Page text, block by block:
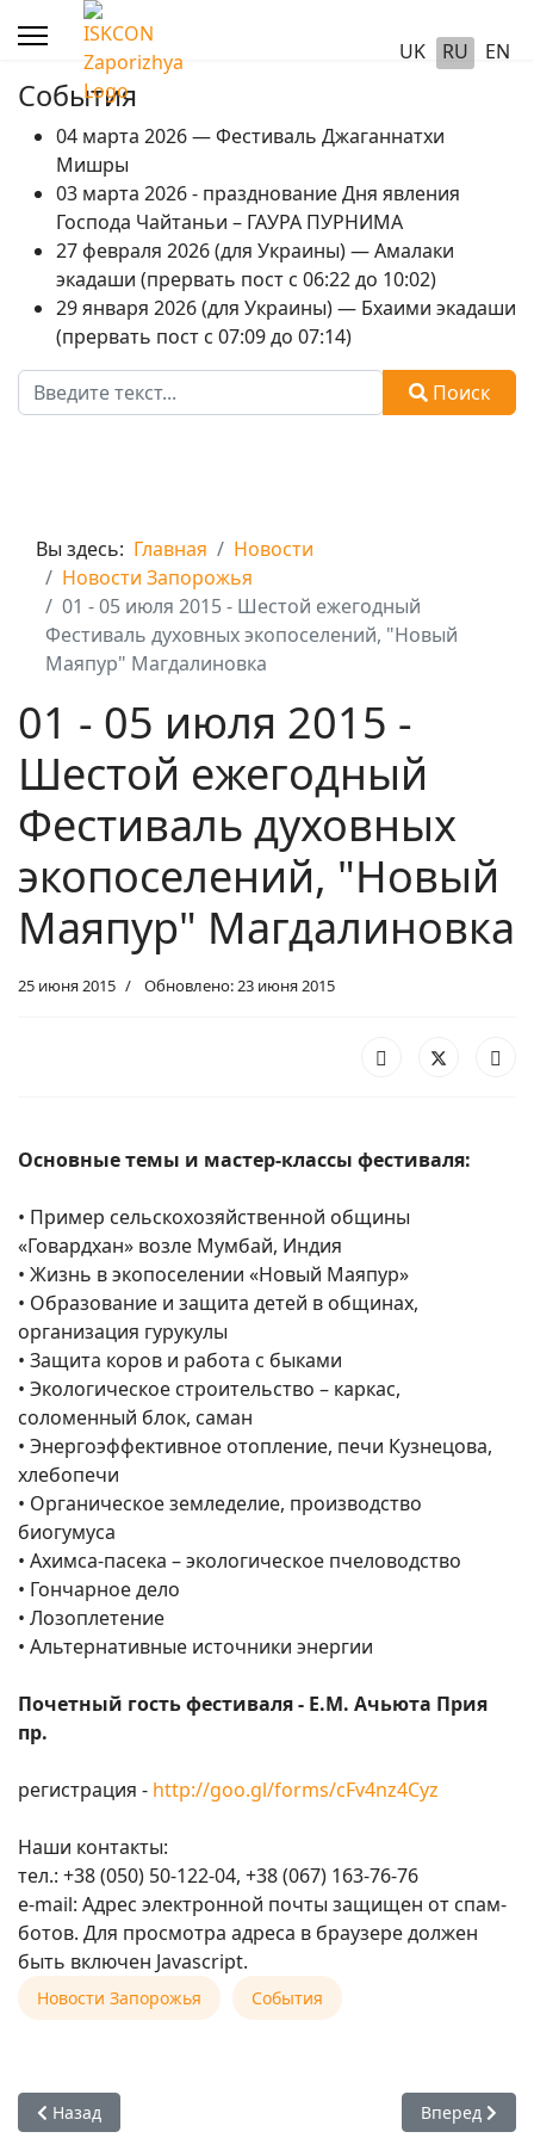
UK RU EN
События
04 марта 2026 — Фестиваль Джаганнатхи
Мишры
03 марта 2026 - празднование Дня явления
Господа Чайтаньи – ГАУРА ПУРНИМА
27 февраля 2026 (для Украины) — Амалаки
экадаши (прервать пост с 06:22 до 10:02)
29 января 2026 (для Украины) — Бхаими экадаши
(прервать пост с 07:09 до 07:14)
Поиск
Поиск
Вы здесь: Главная
Новости
Новости Запорожья
01 - 05 июля 2015 - Шестой ежегодный
Фестиваль духовных экопоселений, "Новый
Маяпур" Магдалиновка
01 - 05 июля 2015 -
Шестой ежегодный
Фестиваль духовных
экопоселений, "Новый
Маяпур" Магдалиновка
25 июня 2015 Обновлено: 23 июня 2015
Основные темы и мастер-классы фестиваля:
• Пример сельскохозяйственной общины
«Говардхан» возле Мумбай, Индия
• Жизнь в экопоселении «Новый Маяпур»
• Образование и защита детей в общинах,
организация гурукулы
• Защита коров и работа с быками
• Экологическое строительство – каркас,
соломенный блок, саман
• Энергоэффективное отопление, печи Кузнецова,
хлебопечи
• Органическое земледелие, производство
биогумуса
• Ахимса-пасека – экологическое пчеловодство
• Гончарное дело
• Лозоплетение
• Альтернативные источники энергии
Почетный гость фестиваля - Е.М. Ачьюта Прия
пр.
регистрация - http://goo.gl/forms/cFv4nz4Cyz
Наши контакты:
тел.: +38 (050) 50-122-04, +38 (067) 163-76-76
е-mail: Адрес электронной почты защищен от спам-
ботов. Для просмотра адреса в браузере должен
быть включен Javascript.
Новости Запорожья События
Предыдущий: 28 июня 2015 — КЛУБ САНГИ ДЛЯ
Назад Следующий:
Вперед